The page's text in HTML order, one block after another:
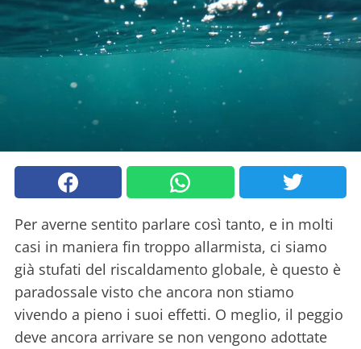
Per averne sentito parlare così tanto, e in molti
casi in maniera fin troppo allarmista, ci siamo
già stufati del riscaldamento globale, è questo è
paradossale visto che ancora non stiamo
vivendo a pieno i suoi effetti. O meglio, il peggio
deve ancora arrivare se non vengono adottate